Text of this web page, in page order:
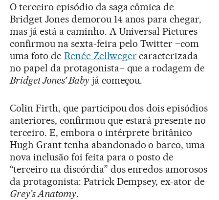
O terceiro episódio da saga cômica de
Bridget Jones demorou 14 anos para chegar,
mas já está a caminho. A Universal Pictures
confirmou na sexta-feira pelo Twitter –com
uma foto de Renée Zellwegercaracterizada
no papel da protagonista– que a rodagem de
Bridget Jones’ Babyjá começou.
Colin Firth, que participou dos dois episódios
anteriores, confirmou que estará presente no
terceiro. E, embora o intérprete britânico
Hugh Grant tenha abandonado o barco, uma
nova inclusão foi feita para o posto de
“terceiro na discórdia” dos enredos amorosos
da protagonista: Patrick Dempsey, ex-ator de
Grey’s Anatomy.